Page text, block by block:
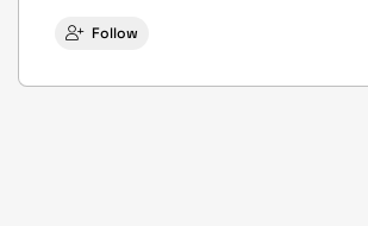
Follow